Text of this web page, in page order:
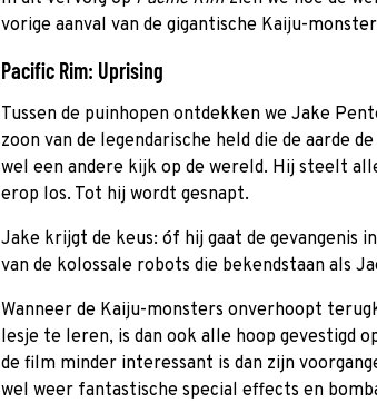
vorige aanval van de gigantische Kaiju-
Pacific Rim: Uprising
Tussen de puinhopen ontdekken we Jake
zoon van de legendarische held die de aarde
wel een andere kijk op de wereld. Hij steelt
erop los. Tot hij wordt gesnapt.
Jake krijgt de keus: óf hij gaat de gevangenis
van de kolossale robots die bekendstaan als
Wanneer de Kaiju-monsters onverhoopt
lesje te leren, is dan ook alle hoop gevestigd
de film minder interessant is dan zijn
wel weer fantastische special effects en